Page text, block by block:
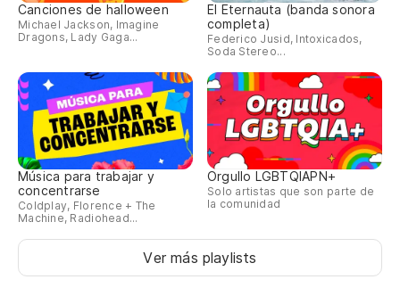
Canciones de halloween
Michael Jackson, Imagine
Dragons, Lady Gaga...
El Eternauta (banda sonora
completa)
Federico Jusid, Intoxicados,
Soda Stereo...
Música para trabajar y
concentrarse
Coldplay, Florence + The
Machine, Radiohead...
Orgullo LGBTQIAPN+
Solo artistas que son parte de
la comunidad
Ver más playlists